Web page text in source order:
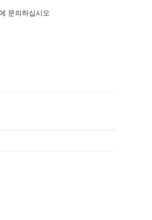
문의하십시오